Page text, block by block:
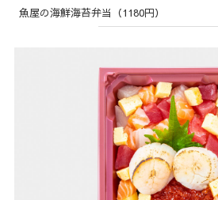
魚屋の海鮮海苔弁当（1180円）